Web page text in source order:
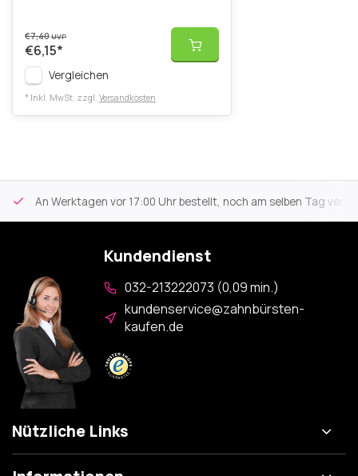
€7,40UVP
€6,15*
Vergleichen
* Inkl. MwSt. zzgl. Versandkosten
An Werktagen vor 17:00 Uhr bestellt, noch am selben Tag
Kundendienst
032-213222073 (0,09 min.)
kundenservice@zahnbürsten-
kaufen.de
Nützliche Links